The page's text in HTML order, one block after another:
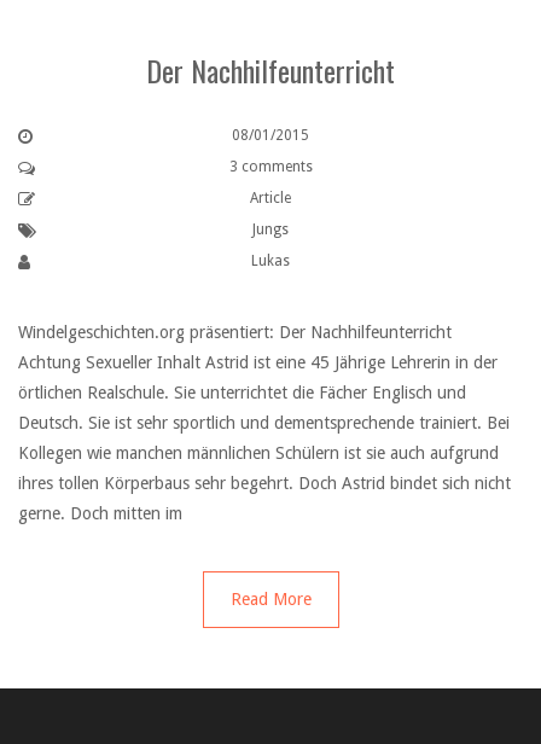
Der Nachhilfeunterricht
08/01/2015
3 comments
Article
Jungs
Lukas
Windelgeschichten.org präsentiert: Der Nachhilfeunterricht
Achtung Sexueller Inhalt Astrid ist eine 45 Jährige Lehrerin in der
örtlichen Realschule. Sie unterrichtet die Fächer Englisch und
Deutsch. Sie ist sehr sportlich und dementsprechende trainiert. Bei
Kollegen wie manchen männlichen Schülern ist sie auch aufgrund
ihres tollen Körperbaus sehr begehrt. Doch Astrid bindet sich nicht
gerne. Doch mitten im
Read More